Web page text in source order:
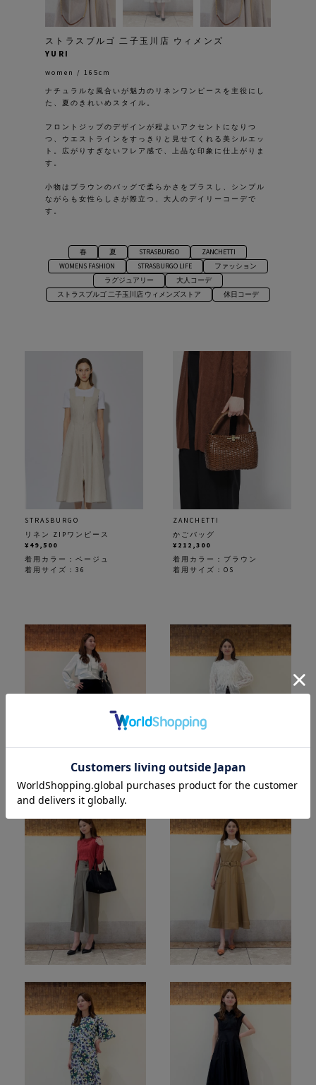
ストラスブルゴ 二子玉川店 ウィメンズ
YURI
women / 165cm
ナチュラルな風合いが魅力のリネンワンピースを主役にし
た、夏のきれいめスタイル。
フロントジップのデザインが程よいアクセントになりつ
つ、ウエストラインをすっきりと見せてくれる美シルエッ
ト。広がりすぎないフレア感で、上品な印象に仕上がりま
す。
小物はブラウンのバッグで柔らかさをプラスし、シンプル
ながらも女性らしさが際立つ、大人のデイリーコーデで
す。
春 夏 STRASBURGO
ZANCHETTI
WOMENS FASHION
STRASBURGO LIFE
ファッション
ラグジュアリー
大人コーデ
ストラスブルゴ 二子玉川店 ウィメンズストア
休日コーデ
STRASBURGO
リネン ZIPワンピース
¥49,500
着用カラー： ベージュ
着用サイズ：36
ZANCHETTI
かごバッグ
¥212,300
着用カラー： ブラウン
着用サイズ：OS